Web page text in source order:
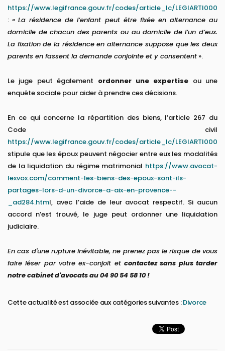
https://www.legifrance.gouv.fr/codes/article_lc/
: «La résidence de l’enfant peut être fixée en alternance au
domicile de chacun des parents ou au domicile de l’un d’eux.
La fixation de la résidence en alternance suppose que les deux
parents en fassent la demande conjointe et y consentent ».
Le juge peut également ordonner une expertise ou une
enquête sociale pour aider à prendre ces décisions.
En ce qui concerne la répartition des biens, l’article 267 du
Code civil
https://www.legifrance.gouv.fr/codes/article_lc/
stipule que les époux peuvent négocier entre eux les modalités
de la liquidation du régime matrimonial https://www.avocat-
lexvox.com/comment-les-biens-des-epoux-sont-ils-
partages-lors-d-un-divorce-a-aix-en-provence--
_ad284.html, avec l’aide de leur avocat respectif. Si aucun
accord n’est trouvé, le juge peut ordonner une liquidation
judiciaire.
En cas d'une rupture inévitable, ne prenez pas le risque de vous
faire léser par votre ex-conjoit et contactez sans plus tarder
notre cabinet d'avocats au 04 90 54 58 10 !
Cette actualité est associée aux catégories suivantes :Divorce